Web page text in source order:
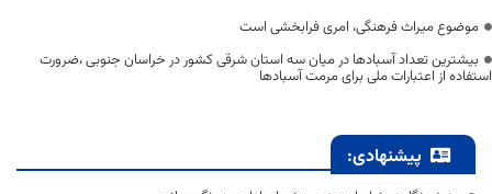
موضوع میراث فرهنگی، امری فرابخشی است
بیشترین تعداد آسبادها در میان سه استان شرقی کشور در خراسان جنوبی ،ضرورت
استفاده از اعتبارات ملی برای مرمت آسبادها
پیشنهادی: